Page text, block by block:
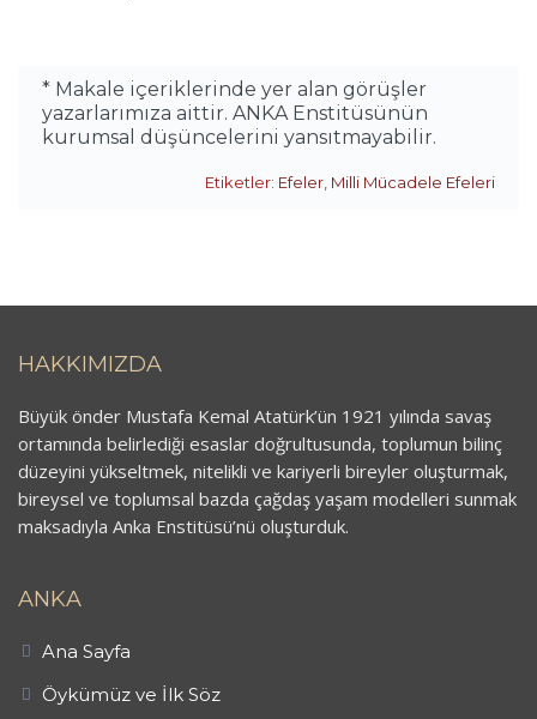
* Makale içeriklerinde yer alan görüşler
yazarlarımıza aittir. ANKA Enstitüsünün
kurumsal düşüncelerini yansıtmayabilir.
Etiketler: Efeler, Milli Mücadele Efeleri
HAKKIMIZDA
Büyük önder Mustafa Kemal Atatürk’ün 1921 yılında savaş
ortamında belirlediği esaslar doğrultusunda, toplumun bilinç
düzeyini yükseltmek, nitelikli ve kariyerli bireyler oluşturmak,
bireysel ve toplumsal bazda çağdaş yaşam modelleri sunmak
maksadıyla Anka Enstitüsü’nü oluşturduk.
ANKA
Ana Sayfa
Öykümüz ve İlk Söz